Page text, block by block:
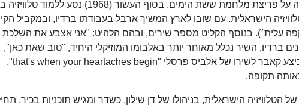
1967 הוא הגיש את מהדורת החדשות שהודיעה על פריצת מלחמת ששת הימים. בסוף העשור (1968) נסע ללמוד
הישראלית. עם שובו לארץ המשיך ארבל בעבודתו ברדיו, ובמקביל
עלית׳). בנוסף הקליט מספר שירים, ובהם הלהיט: "אני אצבע את השלכת
מצעדי הפזמונים ברדיו, השיר נכלל מאוחר יותר באלבומו המוזיקלי היחיד, "טוב שאת כאן",
שיצא ב-1972. באותה שנה שיצא אלבומו גם ביצע קאבר לשירו של אלביס פרסלי "that's when your heartaches begin",
תקופה.
של הטלוויזיה הישראלית, בניהולו של דן שילון, כשדר ומגיש תוכניות בכיר.